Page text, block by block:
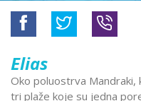
Elias
Oko poluostrva
tri plaže koje su jedna